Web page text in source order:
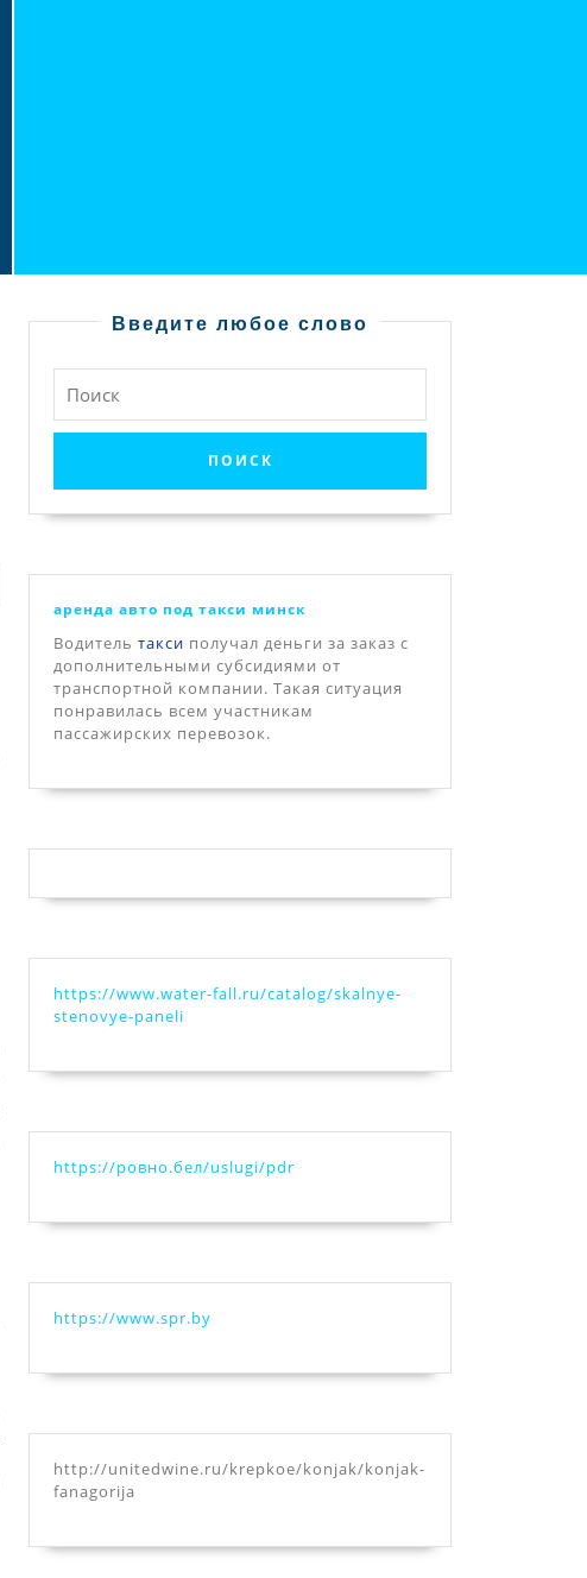
Введите любое слово
аренда авто под такси минск
Водитель такси получал деньги за заказ с
дополнительными субсидиями от
транспортной компании. Такая ситуация
понравилась всем участникам
пассажирских перевозок.
https://www.water-fall.ru/catalog/skalnye-
stenovye-paneli
https://ровно.бел/uslugi/pdr
https://www.spr.by
http://unitedwine.ru/krepkoe/konjak/konjak-
fanagorija